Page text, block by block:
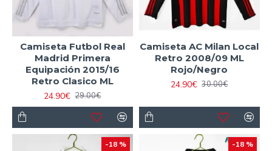
Camiseta Futbol Real
Madrid Primera
Equipación 2015/16
Retro Clasico ML
24.90€ 29.00€
Camiseta AC Milan Local
Retro 2008/09 ML
Rojo/Negro
24.90€ 30.00€
-18 % -18 %